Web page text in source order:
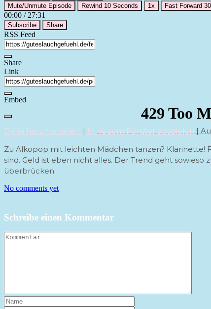
Mute/Unmute Episode
Rewind 10 Seconds 1x Fast Forward
00:00 / 27:31
Subscribe Share
RSS Feed
Share
Link
Embed
Datei herunterladen | In neuem Fenster abspielen|
Zu Alkopop mit leichten Mädchen tanzen? Klarinette!
sind. Geld ist eben nicht alles. Der Trend geht
überbrücken.
No comments yet
Schreibe einen Kommentar